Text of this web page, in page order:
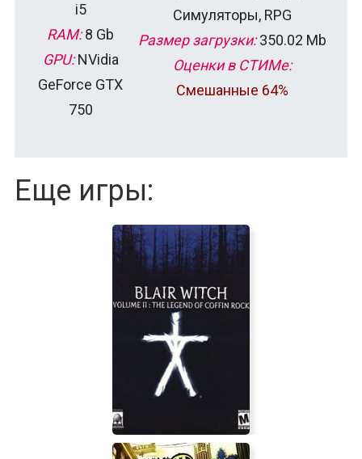
i5
RAM:8 Gb
GPU:NVidia
GeForce GTX
750
Симуляторы, RPG
Размер загрузки:350.02 Mb
Оценки в СТИМе:
Смешанные 64%
Еще игры: